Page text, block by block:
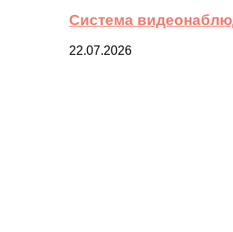
Система
22.07.2026